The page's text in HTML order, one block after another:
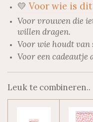
💛 Voor wie is
Voor vrouwen die
willen dragen.
Voor wie houdt van
Voor een cadeautje
Leuk te combineren..